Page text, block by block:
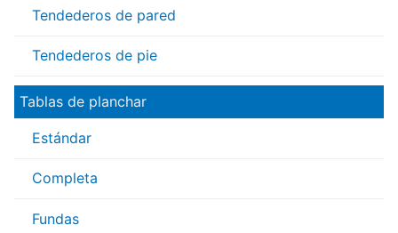
Tendederos de pared
Tendederos de pie
Tablas de planchar
Estándar
Completa
Fundas